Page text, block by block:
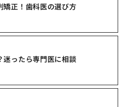
矯正！歯科医の選び方
迷ったら専門医に相談